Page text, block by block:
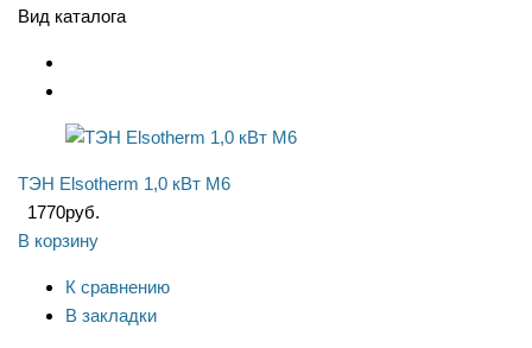
Вид каталога
ТЭН Elsotherm 1,0 кВт M6
1770руб.
В корзину
К сравнению
В закладки